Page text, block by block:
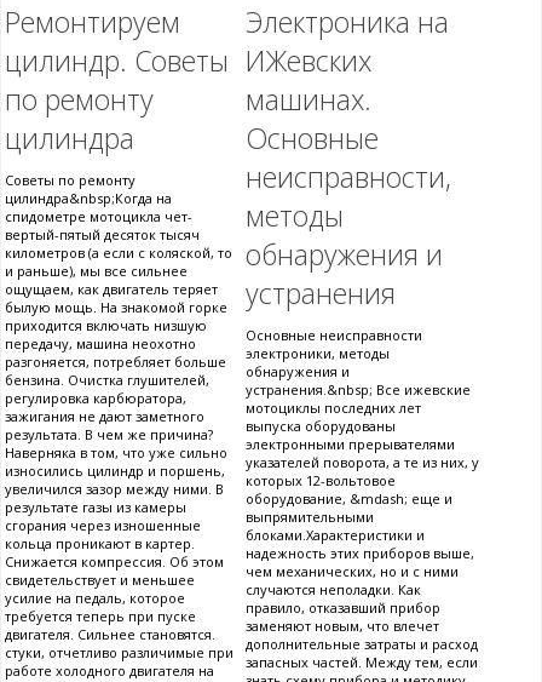
Ремонтируем
цилиндр. Советы
по ремонту
цилиндра
Советы по ремонту
цилиндра&nbsp;Когда на
спидометре мотоцикла чет-
вертый-пятый десяток тысяч
километров (а если с коляской, то
и раньше), мы все сильнее
ощущаем, как двигатель теряет
былую мощь. На знакомой горке
приходится включать низшую
передачу, машина неохотно
разгоняется, потребляет больше
бензина. Очистка глушителей,
регулировка карбюратора,
зажигания не дают заметного
результата. В чем же причина?
Наверняка в том, что уже сильно
износились цилиндр и поршень,
увеличился зазор между ними. В
результате газы из камеры
сгорания через изношенные
кольца проникают в картер.
Снижается компрессия. Об этом
свидетельствует и меньшее
усилие на педаль, которое
требуется теперь при пуске
двигателя. Сильнее становятся.
стуки, отчетливо различимые при
работе холодного двигателя на
Электроника на
ИЖевских
машинах.
Основные
неисправности,
методы
обнаружения и
устранения
Основные неисправности
электроники, методы
обнаружения и
устранения.&nbsp; Все ижевские
мотоциклы последних лет
выпуска оборудованы
электронными прерывателями
указателей поворота, а те из них, у
которых 12-вольтовое
оборудование, &mdash; еще и
выпрямительными
блоками.Характеристики и
надежность этих приборов выше,
чем механических, но и с ними
случаются неполадки. Как
правило, отказавший прибор
заменяют новым, что влечет
дополнительные затраты и расход
запасных частей. Между тем, если